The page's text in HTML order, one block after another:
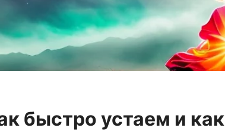
быстро устаем и как